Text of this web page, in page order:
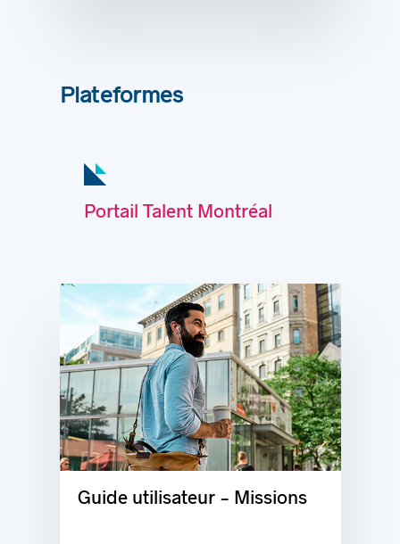
Plateformes
Portail Talent Montréal
Guide utilisateur - Missions